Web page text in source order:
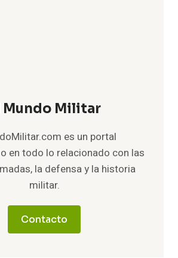
Mundo Militar
es un portal
en todo lo relacionado con las
la defensa y la historia
militar.
Contacto